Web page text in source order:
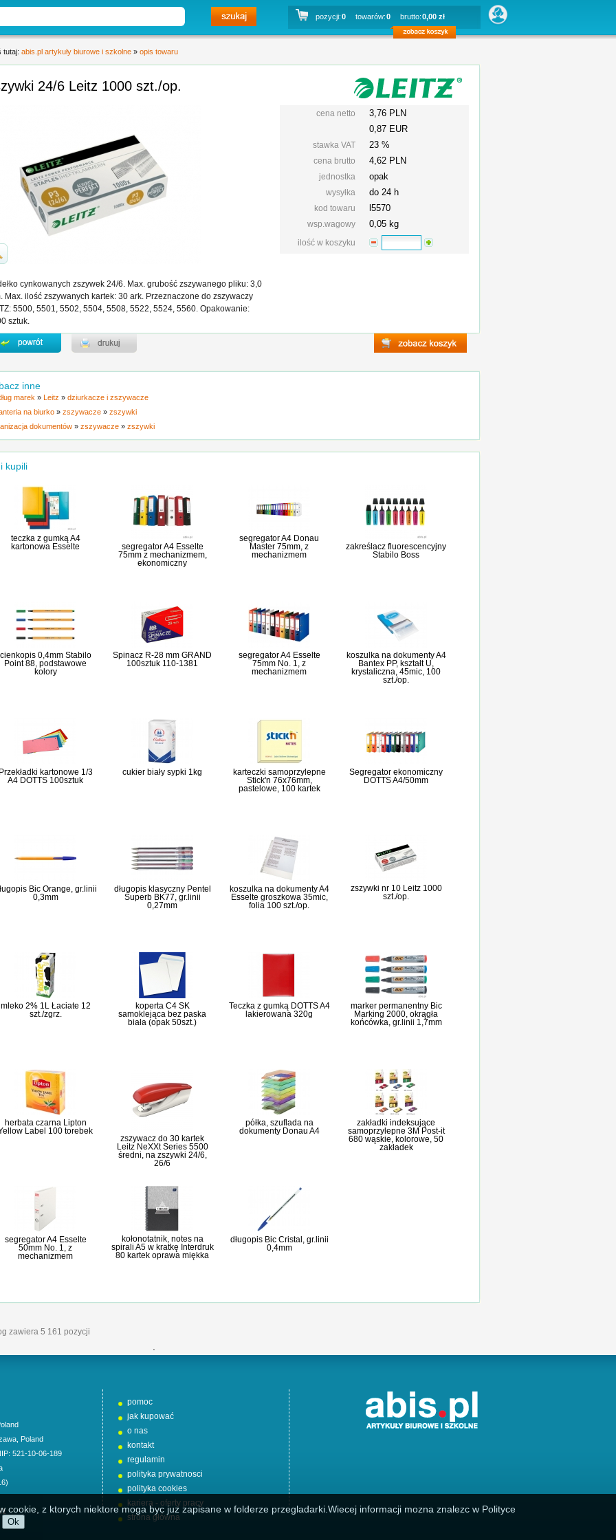
pozycji:0 towarów:0 brutto:0,00 zł
tutaj: abis.pl artykuły biurowe i szkolne » opis towaru
24/6 Leitz 1000 szt./op.
cena netto
3,76 PLN
0,87 EUR
stawka VAT 23 %
cena brutto 4,62 PLN
jednostka opak
wysyłka do 24 h
kod towaru l5570
wsp.wagowy 0,05 kg
ilość w koszyku
cynkowanych zszywek 24/6. Max. grubość zszywanego pliku: 3,0
Max. ilość zszywanych kartek: 30 ark. Przeznaczone do zszywaczy
5500, 5501, 5502, 5504, 5508, 5522, 5524, 5560. Opakowanie:
sztuk.
inne
marek » Leitz » dziurkacze i zszywacze
na biurko » zszywacze » zszywki
dokumentów » zszywacze » zszywki
kupili
teczka z gumką A4
kartonowa Esselte
segregator A4 Esselte
75mm z mechanizmem,
ekonomiczny
segregator A4 Donau
Master 75mm, z
mechanizmem
zakreślacz fluorescencyjny
Stabilo Boss
cienkopis 0,4mm Stabilo
Point 88, podstawowe
kolory
Spinacz R-28 mm GRAND
100sztuk 110-1381
segregator A4 Esselte
75mm No. 1, z
mechanizmem
koszulka na dokumenty A4
Bantex PP, kształt U,
krystaliczna, 45mic, 100
szt./op.
kartonowe 1/3
A4 DOTTS 100sztuk
cukier biały sypki 1kg
karteczki samoprzylepne
Stick'n 76x76mm,
pastelowe, 100 kartek
Segregator ekonomiczny
DOTTS A4/50mm
Bic Orange, gr.linii
0,3mm
długopis klasyczny Pentel
Superb BK77, gr.linii
0,27mm
koszulka na dokumenty A4
Esselte groszkowa 35mic,
folia 100 szt./op.
zszywki nr 10 Leitz 1000
szt./op.
mleko 2% 1L Łaciate 12
szt./zgrz.
koperta C4 SK
samoklejąca bez paska
biała (opak 50szt.)
Teczka z gumką DOTTS A4
lakierowana 320g
marker permanentny Bic
Marking 2000, okrągła
końcówka, gr.linii 1,7mm
herbata czarna Lipton
Label 100 torebek
zszywacz do 30 kartek
Leitz NeXXt Series 5500
średni, na zszywki 24/6,
26/6
półka, szuflada na
dokumenty Donau A4
zakładki indeksujące
samoprzylepne 3M Post-it
680 wąskie, kolorowe, 50
zakładek
segregator A4 Esselte
50mm No. 1, z
mechanizmem
kołonotatnik, notes na
spirali A5 w kratkę Interdruk
80 kartek oprawa miękka
długopis Bic Cristal, gr.linii
0,4mm
zawiera 5 161 pozycji
'
Poland
521-10-06-189
pomoc
jak kupować
o nas
kontakt
regulamin
polityka prywatnosci
polityka cookies
kariera - oferty pracy
strona główna
cookie, z ktorych niektore moga byc juz zapisane w folderze przegladarki.Wiecej informacji mozna znalezc w Polityce